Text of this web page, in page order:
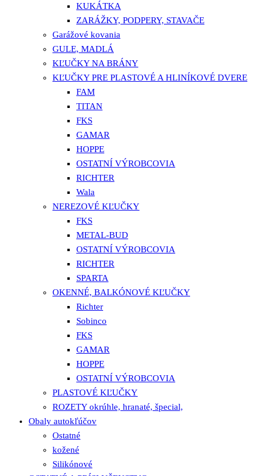
KUKÁTKA
ZARÁŽKY, PODPERY, STAVAČE
Garážové kovania
GULE, MADLÁ
KĽUČKY NA BRÁNY
KĽUČKY PRE PLASTOVÉ A HLINÍKOVÉ DVERE
FAM
TITAN
FKS
GAMAR
HOPPE
OSTATNÍ VÝROBCOVIA
RICHTER
Wala
NEREZOVÉ KĽUČKY
FKS
METAL-BUD
OSTATNÍ VÝROBCOVIA
RICHTER
SPARTA
OKENNÉ, BALKÓNOVÉ KĽUČKY
Richter
Sobinco
FKS
GAMAR
HOPPE
OSTATNÍ VÝROBCOVIA
PLASTOVÉ KĽUČKY
ROZETY okrúhle, hranaté, špecial,
Obaly autokľúčov
Ostatné
kožené
Silikónové